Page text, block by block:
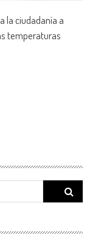
la ciudadanía a
temperaturas
Search
for: